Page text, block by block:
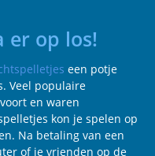
er op los!
een potje
Veel populaire
en waren
kon je spelen op
Na betaling van een
of je vrienden op de